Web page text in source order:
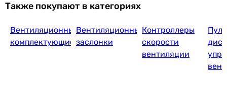
Также покупают в категориях
Вентиляционные
комплектующие
Вентиляционные
заслонки
Контроллеры
скорости
вентиляции